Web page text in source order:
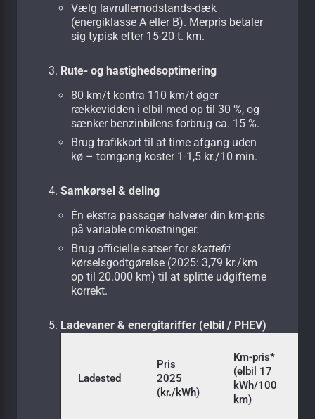
Vælg lavrullemodstands-dæk
(energiklasse A eller B). Merpris betaler
sig typisk efter 15-20 t. km.
Rute- og hastighedsoptimering
80 km/t kontra 110 km/t øger
rækkevidden i elbil med op til 30 %, og
sænker benzin­bilens forbrug ca. 15 %.
Brug trafikkort til at time afgang uden
kø – tomgang koster 1-1,5 kr./10 min.
Samkørsel & deling
Én ekstra passager halverer din km-pris
på variable omkostninger.
Brug officielle satser forskattefri
kørsels­godtgørelse (2025: 3,79 kr./km
op til 20.000 km) til at splitte udgifterne
korrekt.
Ladevaner & energitariffer (elbil / PHEV)
Ladested
Pris
2025
(kr./kWh)
Km-pris*
(elbil 17
kWh/100
km)